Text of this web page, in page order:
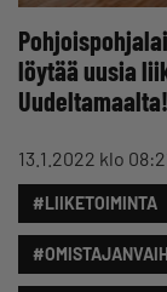
löytää uusia
Uudeltamaalta!
13.1.2022 klo
#LIIKETOIMINTA